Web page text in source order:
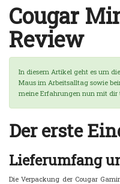
Cougar
Review
In diesem Artikel geht es um die
Maus im Arbeitsalltag sowie
meine Erfahrungen nun mit dir
Der erste
Lieferumfang
Die Verpackung der Cougar